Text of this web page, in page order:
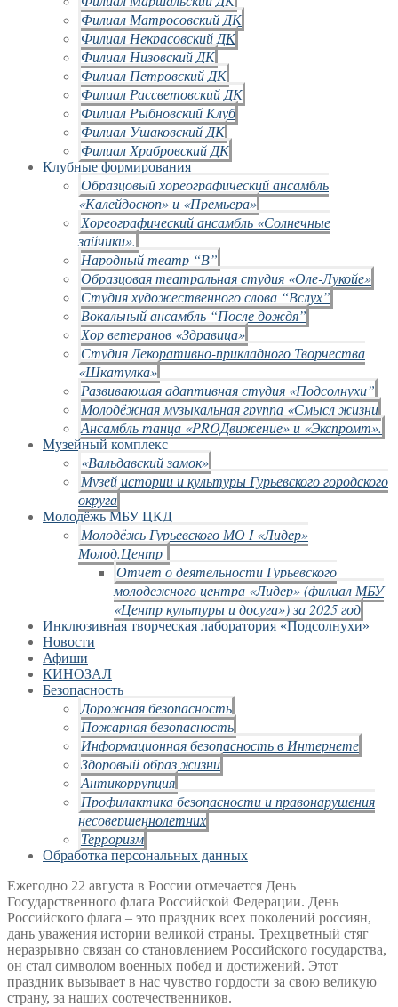
Филиал Матросовский ДК
Филиал Некрасовский ДК
Филиал Низовский ДК
Филиал Петровский ДК
Филиал Рассветовский ДК
Филиал Рыбновский Клуб
Филиал Ушаковский ДК
Филиал Храбровский ДК
Клубные формирования
Образцовый хореографический ансамбль
«Калейдоскоп» и «Премьера»
Хореографический ансамбль «Солнечные
зайчики».
Народный театр “В”
Образцовая театральная студия «Оле-Лукойе»
Студия художественного слова “Вслух”
Вокальный ансамбль “После дождя”
Хор ветеранов «Здравица»
Студия Декоративно-прикладного Творчества
«Шкатулка»
Развивающая адаптивная студия «Подсолнухи”
Молодёжная музыкальная группа «Смысл жизни
Ансамбль танца «PROДвижение» и «Экспромт».
Музейный комплекс
«Вальдавский замок»
Музей истории и культуры Гурьевского городского
округа
Молодёжь МБУ ЦКД
Молодёжь Гурьевского МО I «Лидер»
Молод.Центр
Отчет о деятельности Гурьевского
молодежного центра «Лидер» (филиал МБУ
«Центр культуры и досуга») за 2025 год
Инклюзивная творческая лаборатория «Подсолнухи»
Новости
Афиши
КИНОЗАЛ
Безопасность
Дорожная безопасность
Пожарная безопасность
Информационная безопасность в Интернете
Здоровый образ жизни
Антикоррупция
Профилактика безопасности и правонарушения
несовершеннолетних
Терроризм
Обработка персональных данных
Ежегодно 22 августа в России отмечается День
Государственного флага Российской Федерации. День
Российского флага – это праздник всех поколений россиян,
дань уважения истории великой страны. Трехцветный стяг
неразрывно связан со становлением Российского государства,
он стал символом военных побед и достижений. Этот
праздник вызывает в нас чувство гордости за свою великую
страну, за наших соотечественников.